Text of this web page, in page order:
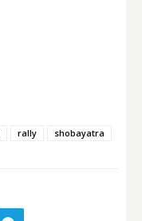
rally shobayatra